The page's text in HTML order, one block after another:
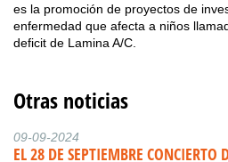
es la promoción de proyectos de
enfermedad que afecta a niños
deficit de Lamina A/C.
Otras noticias
09-09-2024
EL 28 DE SEPTIEMBRE CONCIERTO